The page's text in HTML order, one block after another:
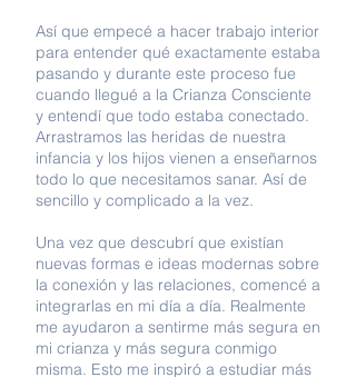
Así que empecé a hacer trabajo interior
para entender qué exactamente estaba
pasando y durante este proceso fue
cuando llegué a la Crianza Consciente
y entendí que todo estaba conectado.
Arrastramos las heridas de nuestra
infancia y los hijos vienen a enseñarnos
todo lo que necesitamos sanar. Así de
sencillo y complicado a la vez.
Una vez que descubrí que existían
nuevas formas e ideas modernas sobre
la conexión y las relaciones, comencé a
integrarlas en mi día a día. Realmente
me ayudaron a sentirme más segura en
mi crianza y más segura conmigo
misma. Esto me inspiró a estudiar más